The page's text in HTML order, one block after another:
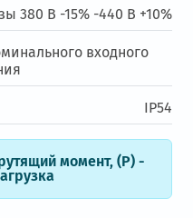
380 В -15% -440 В +10%
входного
IP54
момент, (Р) -